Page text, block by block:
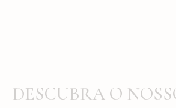
DESCUBRA O